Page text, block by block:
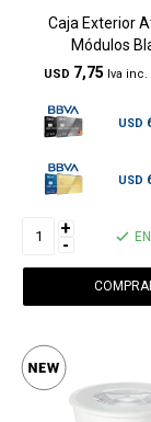
Caja Exterior
Módulos
USD 7,75
USD
USD
+
-